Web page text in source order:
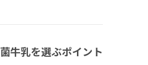
牛乳を選ぶポイント